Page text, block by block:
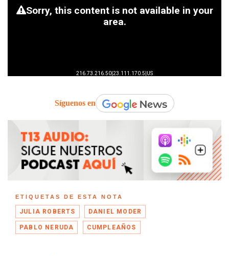
Síguenos en
ETIQUETAS DE ESTA NOTA
JULIA ROBERTS DANIEL MODER
PABLO NERUDA CUMPLEAÑOS